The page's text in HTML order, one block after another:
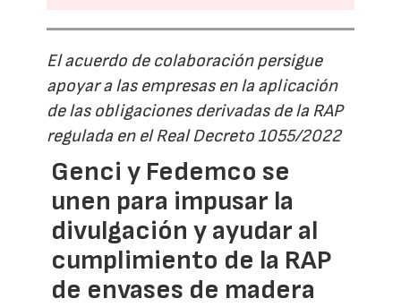
El acuerdo de colaboración persigue
apoyar a las empresas en la aplicación
de las obligaciones derivadas de la RAP
regulada en el Real Decreto 1055/2022
Genci y Fedemco se
unen para impusar la
divulgación y ayudar al
cumplimiento de la RAP
de envases de madera